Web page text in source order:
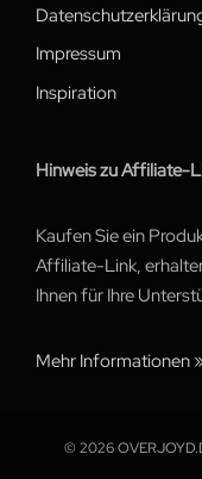
Impressum
Inspiration
Hinweis zu Affiliate-
Kaufen Sie ein
Affiliate-Link,
Ihnen für Ihre
Mehr Informationen
© 2026